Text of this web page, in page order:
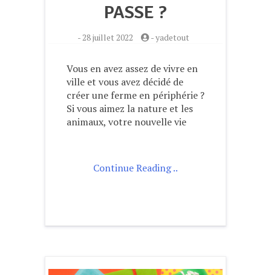
PASSE ?
- 28 juillet 2022 -yadetout
Vous en avez assez de vivre en
ville et vous avez décidé de
créer une ferme en périphérie ?
Si vous aimez la nature et les
animaux, votre nouvelle vie
Continue Reading ..